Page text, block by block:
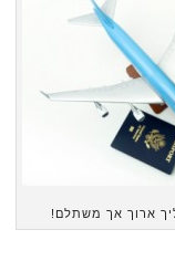
ארוך אך משתלם!